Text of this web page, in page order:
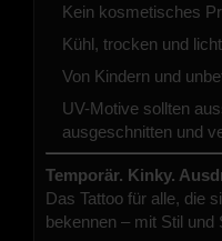
Kein kosmetisches
Kühl, trocken und
Von Kindern und
UV-Motive sollten
ausgeschnitten und
Temporär. Kinky.
Das Tattoo für alle, die
bekennen – mit Stil und